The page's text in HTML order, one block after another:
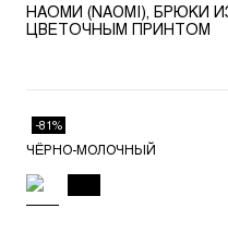
НАОМИ (NAOMI), БРЮКИ
ЦВЕТОЧНЫМ ПРИНТОМ
-81%
ЧЁРНО-МОЛОЧНЫЙ